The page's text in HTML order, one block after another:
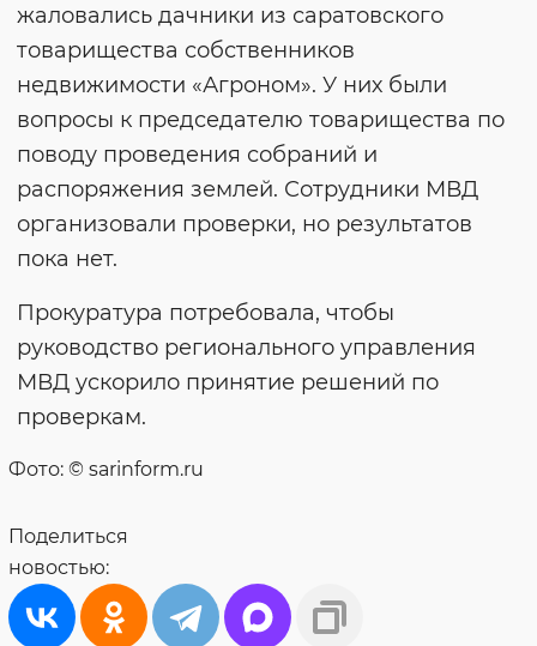
жаловались дачники из саратовского
товарищества собственников
недвижимости «Агроном». У них были
вопросы к председателю товарищества по
поводу проведения собраний и
распоряжения землей. Сотрудники МВД
организовали проверки, но результатов
пока нет.
Прокуратура потребовала, чтобы
руководство регионального управления
МВД ускорило принятие решений по
проверкам.
Фото: © sarinform.ru
Поделиться
новостью: